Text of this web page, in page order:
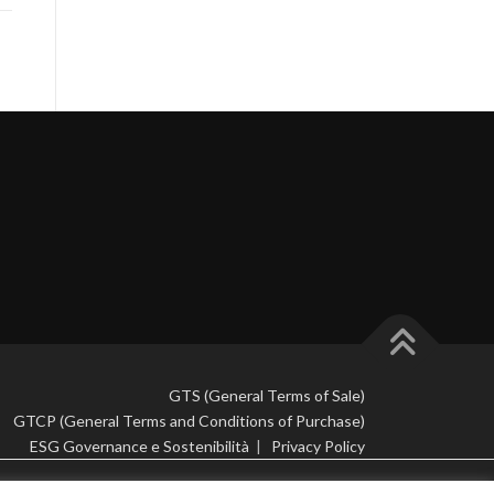
GTS (General Terms of Sale)
GTCP (General Terms and Conditions of Purchase)
ESG Governance e Sostenibilità | Privacy Policy